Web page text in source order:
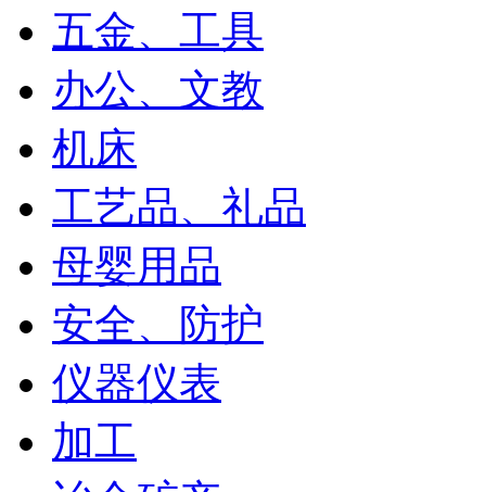
五金、工具
办公、文教
机床
工艺品、礼品
母婴用品
安全、防护
仪器仪表
加工